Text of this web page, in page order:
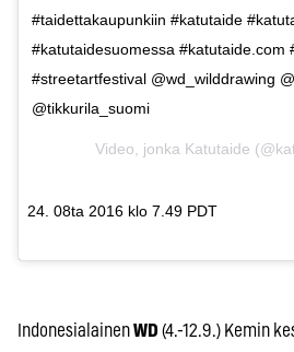
#taidettakaupunkiin #katutaide
#katutaidesuomessa #katutaide.com
#streetartfestival @wd_wilddrawing
@tikkurila_suomi
Video, jonka Katutaide
24. 08ta 2016 klo 7.49 PDT
IndonesialainenWD (4.-12.9.) Kemin